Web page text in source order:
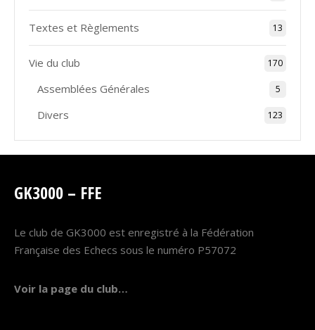
Textes et Règlements 13
Vie du club 170
Assemblées Générales 5
Divers 123
GK3000 – FFE
Le club de GK3000 est enregistré à la Fédération
Française des Echecs sous le numéro P57072
Voir la page du club…